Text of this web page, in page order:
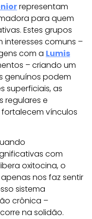
representam
para quem
Estes grupos
comuns –
com a Lumis
– criando um
genuínos podem
superficiais, as
regulares e
vínculos
com
oxitocina, o
nos faz sentir
sistema
crônica –
na solidão.